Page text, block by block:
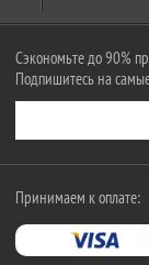
Сэкономьте до 90%
Подпишитесь на
Принимаем к оплате: